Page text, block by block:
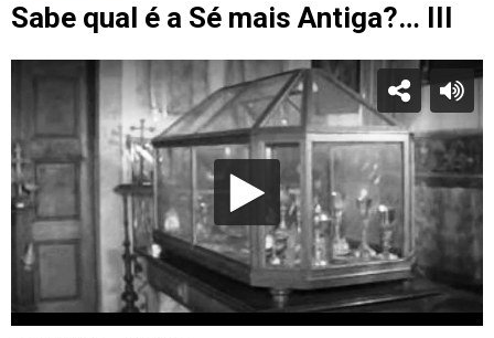
Sabe qual é a Sé mais Antiga?… III